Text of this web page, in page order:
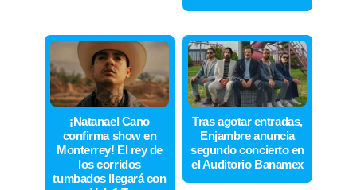
¡Natanael Cano
confirma show en
Monterrey! El rey de
los corridos
tumbados llegará con
Tras agotar entradas,
Enjambre anuncia
segundo concierto en
el Auditorio Banamex